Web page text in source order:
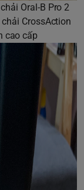
Oral-B Pro 2
CrossAction
cao cấp